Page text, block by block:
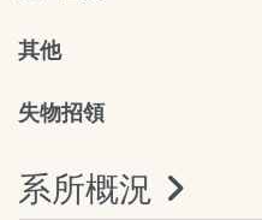
其他
失物招領
系所概況